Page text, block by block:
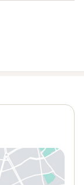
nueva